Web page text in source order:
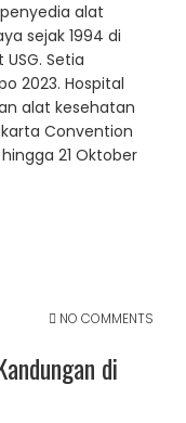
alat
sejak 1994 di
Setia
2023. Hospital
alat kesehatan
Convention
21 Oktober
NO COMMENTS
di